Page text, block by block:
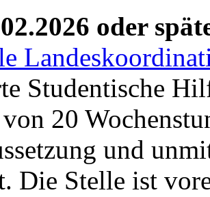
oder
Studentische
20
und
Die Stelle ist